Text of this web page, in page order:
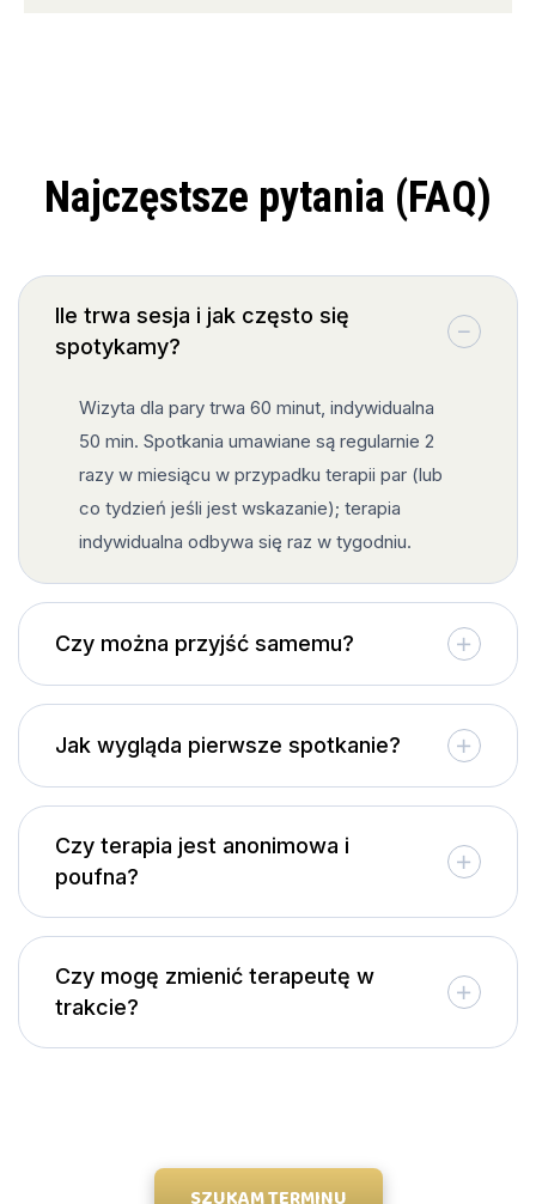
Najczęstsze pytania (FAQ)
Ile trwa sesja i jak często się
spotykamy?
Wizyta dla pary trwa 60 minut, indywidualna
50 min. Spotkania umawiane są regularnie 2
razy w miesiącu w przypadku terapii par (lub
co tydzień jeśli jest wskazanie); terapia
indywidualna odbywa się raz w tygodniu.
Czy można przyjść samemu?
Jak wygląda pierwsze spotkanie?
Czy terapia jest anonimowa i
poufna?
Czy mogę zmienić terapeutę w
trakcie?